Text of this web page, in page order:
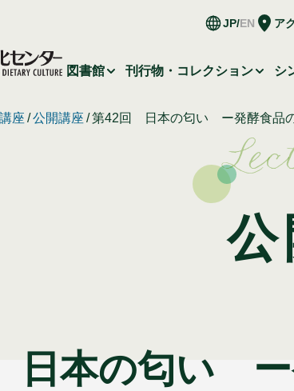
JP EN ア
図書館 刊行物・コレクション シ
座 公開講座 第42回 日本の匂い ー発酵食品
公
本の匂い ー